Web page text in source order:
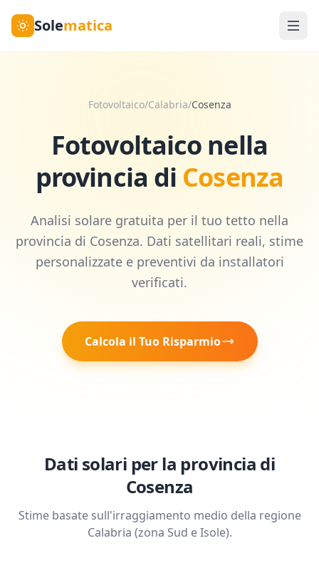
Solematica
Fotovoltaico/Calabria/Cosenza
Fotovoltaico nella
provincia di Cosenza
Analisi solare gratuita per il tuo tetto nella
provincia di Cosenza. Dati satellitari reali, stime
personalizzate e preventivi da installatori
verificati.
Calcola il Tuo Risparmio
Dati solari per la provincia di
Cosenza
Stime basate sull'irraggiamento medio della regione
Calabria (zona Sud e Isole).